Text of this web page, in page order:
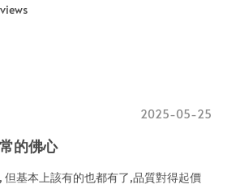
2025-05-25
的佛心
基本上該有的也都有了,品質對得起價